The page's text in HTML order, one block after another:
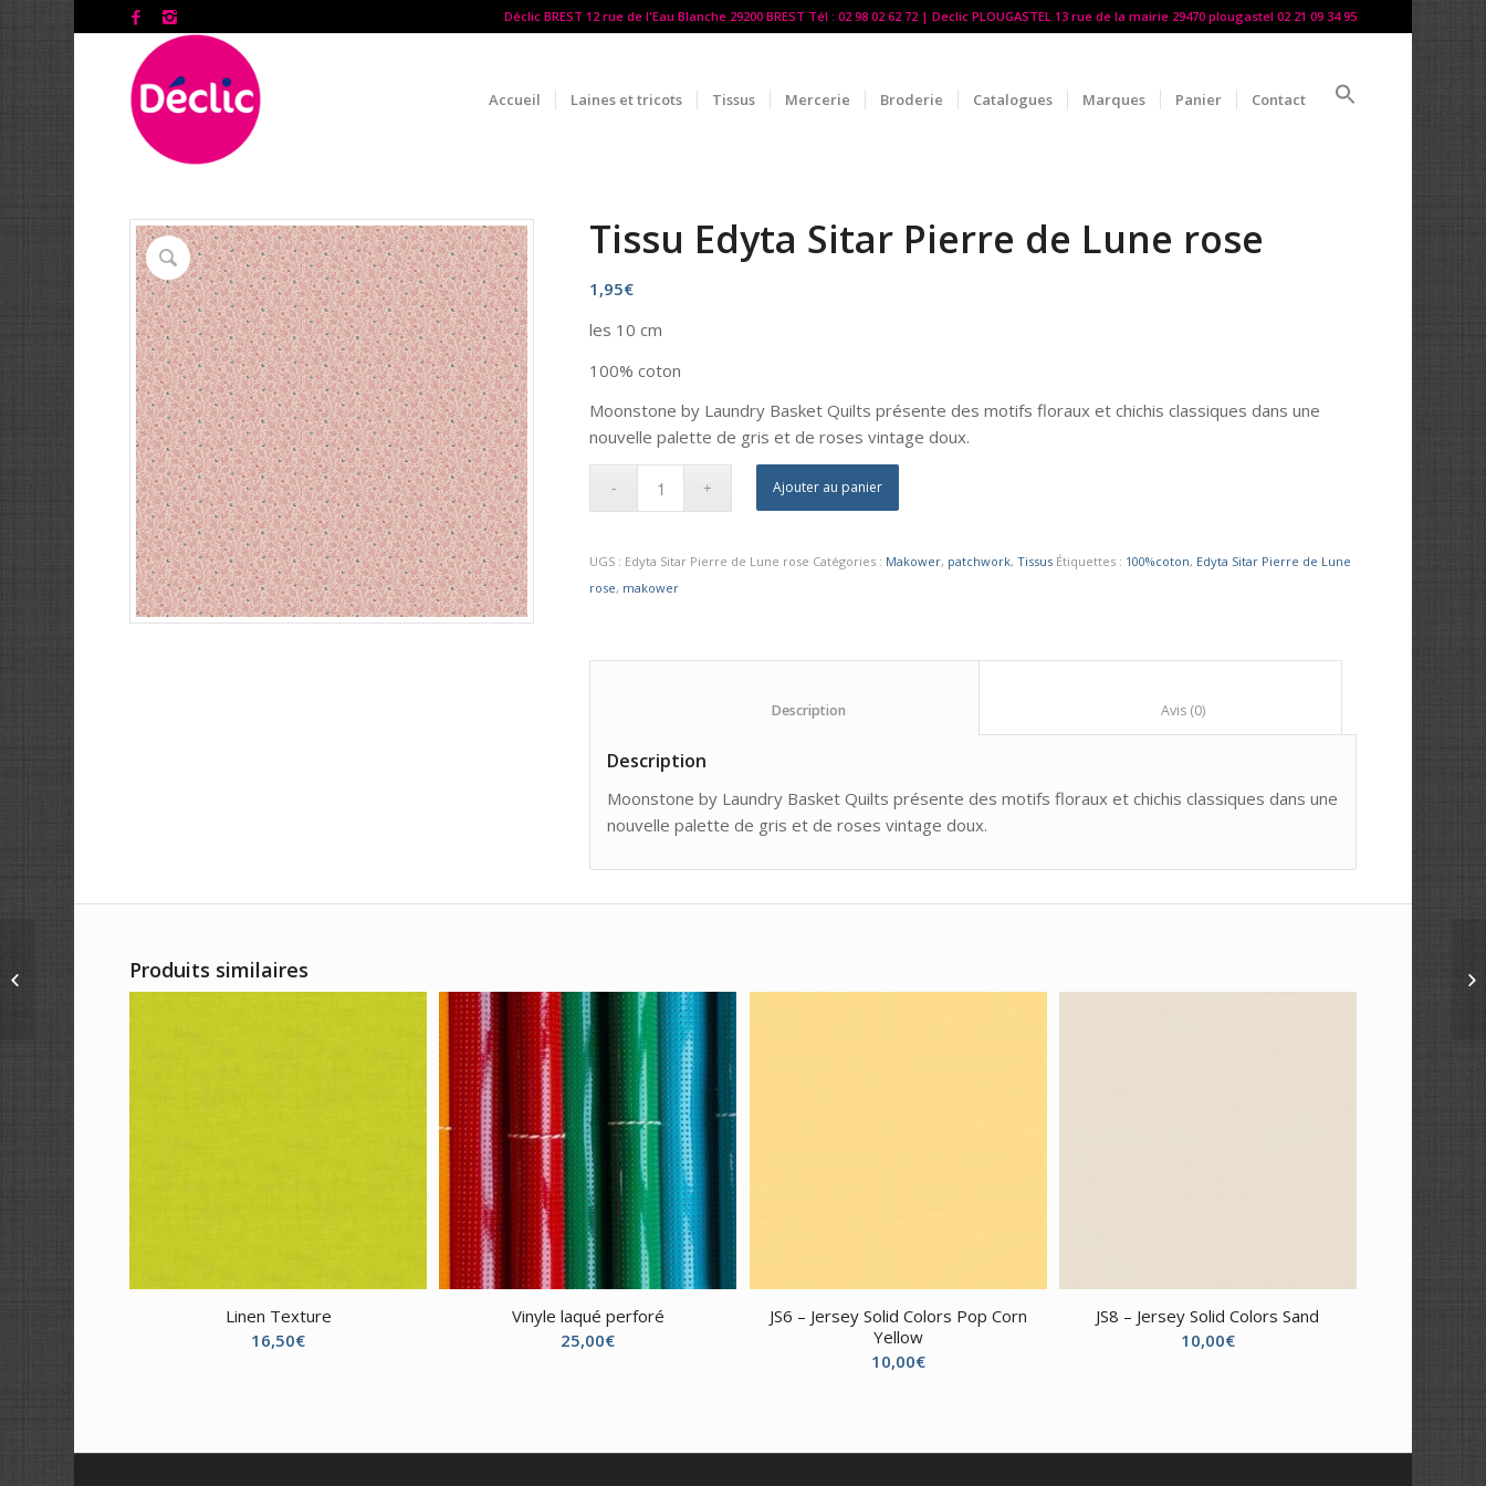
Déclic BREST 12 rue de l'Eau Blanche 29200 BREST Tél : 02 98 02 62 72 | Declic PLOUGASTEL 13 rue de la mairie 29470 plougastel 02 21 09 34 95
Accueil Laines et tricots Tissus Mercerie Broderie Catalogues Marques Panier Contact
Tissu Edyta Sitar Pierre de Lune rose
1,95€
les 10 cm
100% coton
Moonstone by Laundry Basket Quilts présente des motifs floraux et chichis classiques dans une
nouvelle palette de gris et de roses vintage doux.
Ajouter au panier
UGS : Edyta Sitar Pierre de Lune rose Catégories : Makower, patchwork,Tissus Étiquettes : 100%coton, Edyta Sitar Pierre de Lune
rose, makower
Description
Moonstone by Laundry Basket Quilts présente des motifs floraux et chichis classiques dans une
nouvelle palette de gris et de roses vintage doux.
Produits similaires
Linen Texture
16,50€
Vinyle laqué perforé
25,00€
JS6 – Jersey Solid Colors Pop Corn
Yellow
10,00€
JS8 – Jersey Solid Colors Sand
10,00€
Panneau licorne 60 x